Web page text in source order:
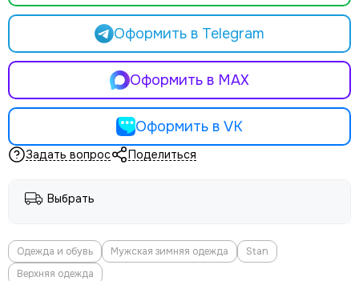
Оформить в Telegram
Оформить в MAX
Оформить в VK
Задать вопрос Поделиться
Выбрать
Одежда и обувь Мужская зимняя одежда
Stan
Верхняя одежда